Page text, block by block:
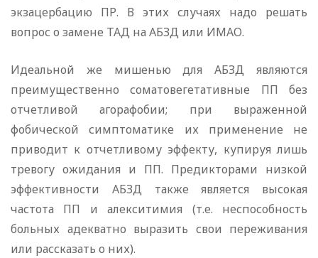
экзацербацию ПР. В этих случаях надо решать
вопрос о замене ТАД на АБЗД или ИМАО.
Идеальной же мишенью для АБЗД являются
преимущественно соматовегетативные ПП без
отчетливой агорафобии; при выраженной
фобической симптоматике их применение не
приводит к отчетливому эффекту, купируя лишь
тревогу ожидания и ПП. Предикторами низкой
эффективности АБЗД также является высокая
частота ПП и алекситимия (т.е. неспособность
больных адекватно выразить свои переживания
или рассказать о них).